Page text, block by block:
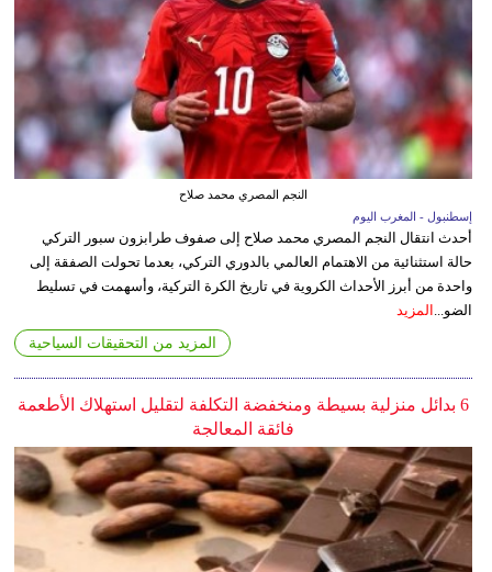
النجم المصري محمد صلاح
إسطنبول - المغرب اليوم
أحدث انتقال النجم المصري محمد صلاح إلى صفوف طرابزون سبور التركي
حالة استثنائية من الاهتمام العالمي بالدوري التركي، بعدما تحولت الصفقة إلى
واحدة من أبرز الأحداث الكروية في تاريخ الكرة التركية، وأسهمت في تسليط
الضو...
المزيد
المزيد من التحقيقات السياحية
6 بدائل منزلية بسيطة ومنخفضة التكلفة لتقليل استهلاك الأطعمة
فائقة المعالجة